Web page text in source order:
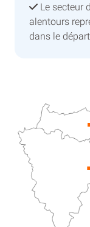
Le secteur
alentours
dans le